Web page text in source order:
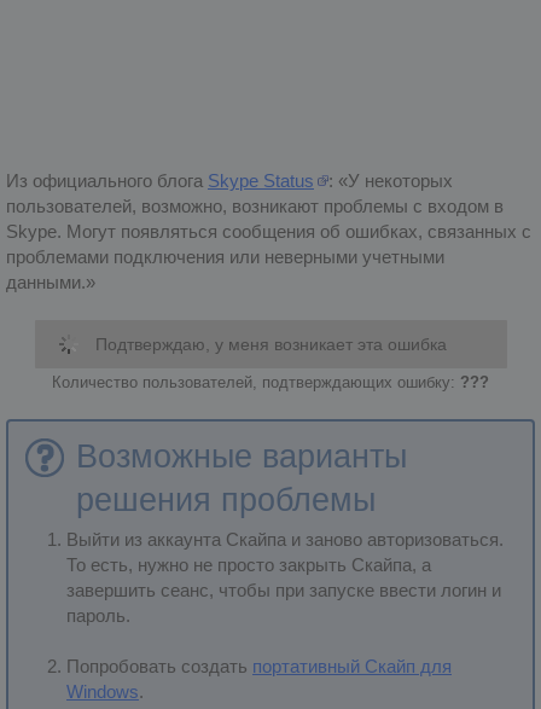
Из официального блога Skype Status :
У некоторых
пользователей, возможно, возникают проблемы с входом в
Skype. Могут появляться сообщения об ошибках, связанных с
проблемами подключения или неверными учетными
данными.
Подтверждаю, у меня возникает эта ошибка
Количество пользователей, подтверждающих ошибку: ???
Возможные варианты
решения проблемы
Выйти из аккаунта Скайпа и заново авторизоваться.
То есть, нужно не просто закрыть Скайпа, а
завершить сеанс, чтобы при запуске ввести логин и
пароль.
Попробовать создать портативный Скайп для
Windows.